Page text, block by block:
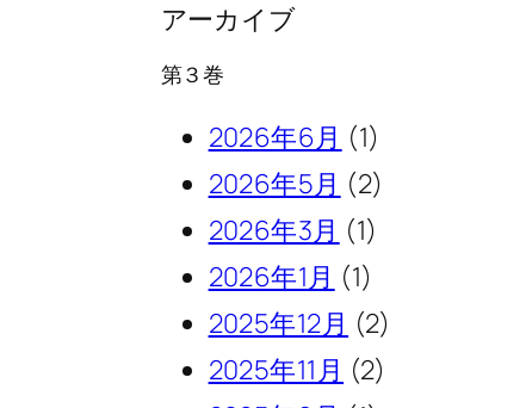
アーカイブ
第３巻
2026年6月 (1)
2026年5月 (2)
2026年3月 (1)
2026年1月 (1)
2025年12月 (2)
2025年11月 (2)